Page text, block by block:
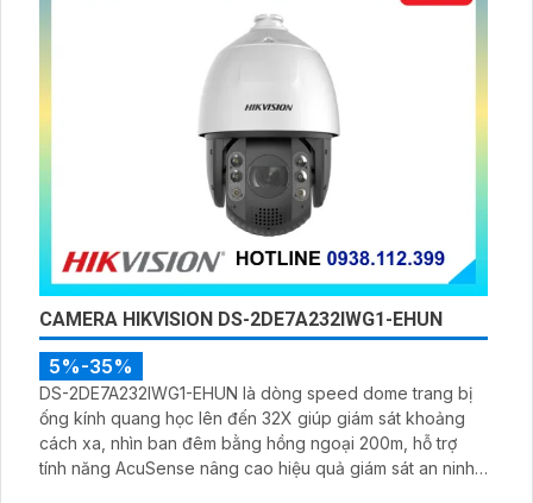
CAMERA HIKVISION DS-2DE7A232IWG1-EHUN
5%-35%
DS-2DE7A232IWG1-EHUN là dòng speed dome trang bị
ống kính quang học lên đến 32X giúp giám sát khoảng
cách xa, nhìn ban đêm bằng hồng ngoại 200m, hỗ trợ
tính năng AcuSense nâng cao hiệu quả giám sát an ninh,